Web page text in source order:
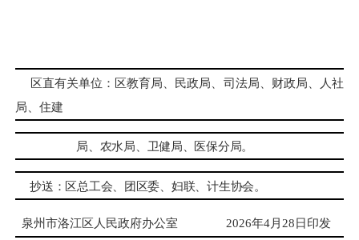
区直有关单位：区教育局、民政局、司法局、财政局、人社
局、住建
局、农水局、卫健局、医保分局。
抄送：区总工会、团区委、妇联、计生协会。
泉州市洛江区人民政府办公室 2026年4月28日印发